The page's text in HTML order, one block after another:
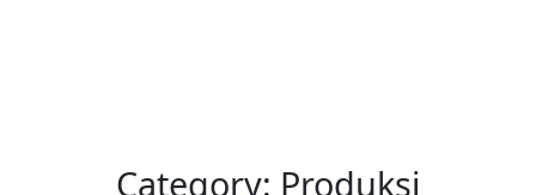
Category: Produksi